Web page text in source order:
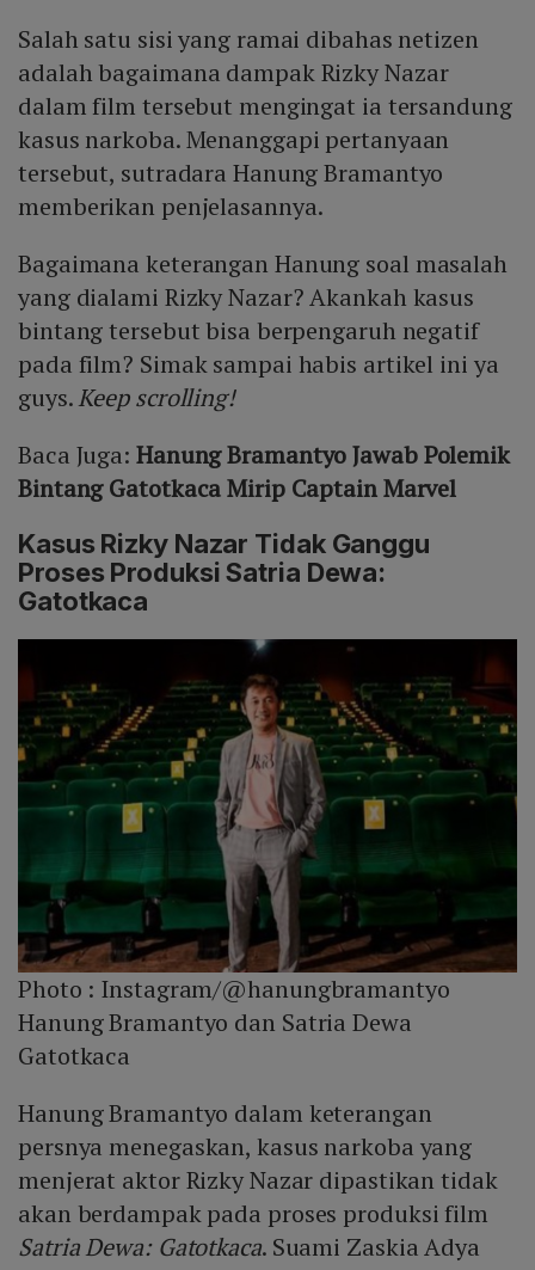
Salah satu sisi yang ramai dibahas netizen
adalah bagaimana dampak Rizky Nazar
dalam film tersebut mengingat ia tersandung
kasus narkoba. Menanggapi pertanyaan
tersebut, sutradara Hanung Bramantyo
memberikan penjelasannya.
Bagaimana keterangan Hanung soal masalah
yang dialami Rizky Nazar? Akankah kasus
bintang tersebut bisa berpengaruh negatif
pada film? Simak sampai habis artikel ini ya
guys.Keep scrolling!
Baca Juga: Hanung Bramantyo Jawab Polemik
Bintang Gatotkaca Mirip Captain Marvel
Kasus Rizky Nazar Tidak Ganggu
Proses Produksi Satria Dewa:
Gatotkaca
Photo : Instagram/@hanungbramantyo
Hanung Bramantyo dan Satria Dewa
Gatotkaca
Hanung Bramantyo dalam keterangan
persnya menegaskan, kasus narkoba yang
menjerat aktor Rizky Nazar dipastikan tidak
akan berdampak pada proses produksi film
Satria Dewa: Gatotkaca. Suami Zaskia Adya